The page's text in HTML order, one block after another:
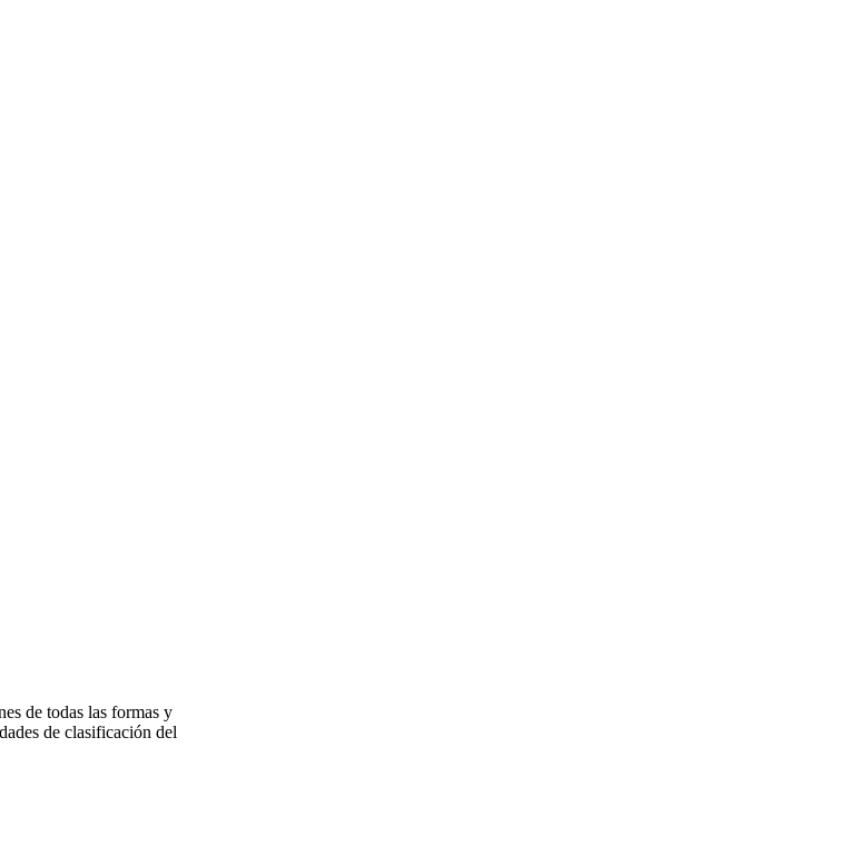
de todas las formas y
de clasificación del